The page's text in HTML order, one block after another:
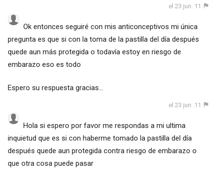
el 23 jun. 11
Ok entonces seguiré con mis anticonceptivos mi única
pregunta es que si con la toma de la pastilla del día después
quede aun más protegida o todavía estoy en riesgo de
embarazo eso es todo
Espero su respuesta gracias...
el 23 jun. 11
Hola si espero por favor me respondas a mi ultima
inquietud que es si con haberme tomado la pastilla del día
después quede aun protegida contra riesgo de embarazo o
que otra cosa puede pasar